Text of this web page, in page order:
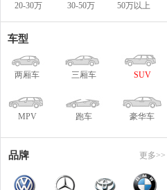
20-30万 30-50万 50万以上
车型
两厢车 三厢车 SUV
MPV 跑车 豪华车
品牌 更多>>